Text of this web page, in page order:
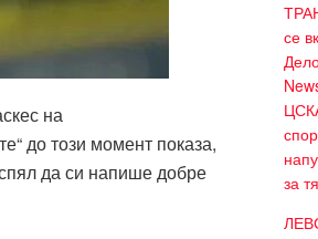
на
до този момент показа,
да си напише добре
се
за